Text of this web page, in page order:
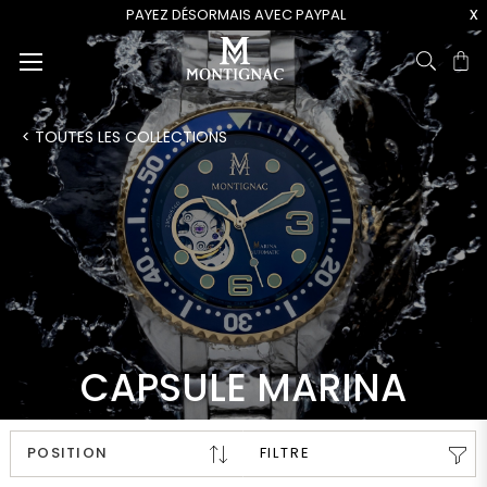
PAYEZ DÉSORMAIS AVEC PAYPAL x
CAPSULE MARINA
< TOUTES LES COLLECTIONS
FILTRE